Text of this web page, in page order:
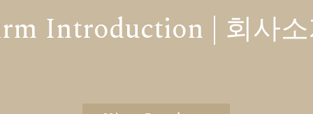
Introduction | 회사소